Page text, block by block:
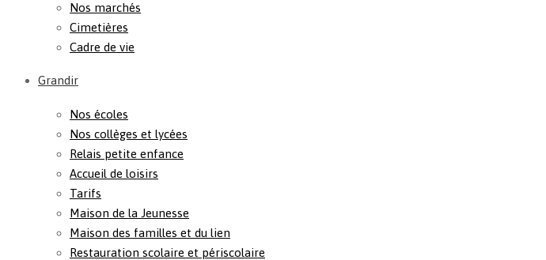
Nos marchés
Cimetières
Cadre de vie
Grandir
Nos écoles
Nos collèges et lycées
Relais petite enfance
Accueil de loisirs
Tarifs
Maison de la Jeunesse
Maison des familles et du lien
Restauration scolaire et périscolaire